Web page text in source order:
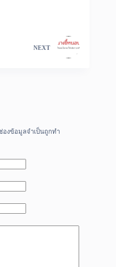
NEXT
องข้อมูลจำเป็นถูกทำ